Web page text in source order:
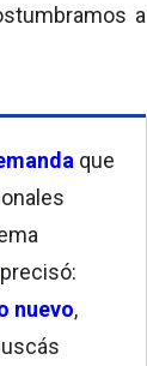
a
que
precisó:
nuevo,